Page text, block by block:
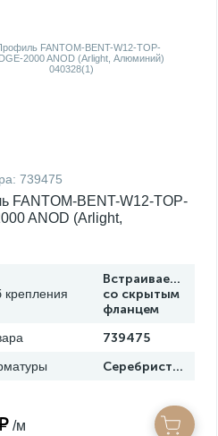
739475
FANTOM-BENT-W12-TOP-
ANOD (Arlight,
крепления
Встраиваемый
со скрытым
фланцем
739475
Серебристый
/м